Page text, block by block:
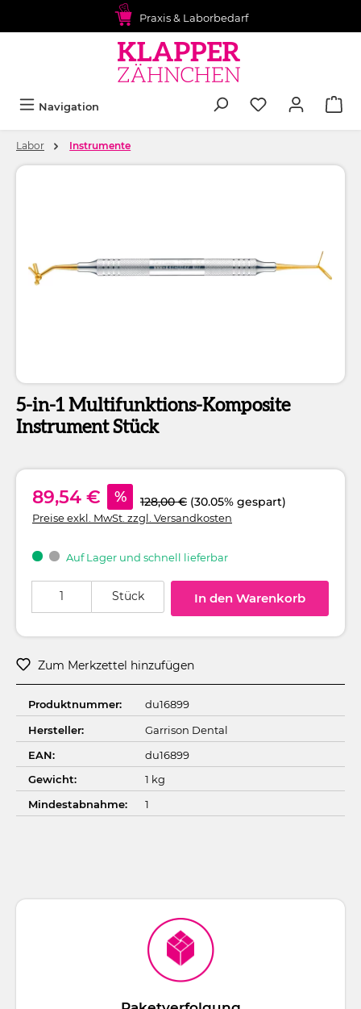
Praxis & Laborbedarf
Navigation
Labor Instrumente
5-in-1 Multifunktions-Komposite
Instrument Stück
89,54 € % 128,00 € (30.05% gespart)
Preise exkl. MwSt. zzgl. Versandkosten
Auf Lager und schnell lieferbar
Stück In den Warenkorb
Zum Merkzettel hinzufügen
Produktnummer:
du16899
Hersteller:
Garrison Dental
EAN:
du16899
Gewicht:
1 kg
Mindestabnahme:
1